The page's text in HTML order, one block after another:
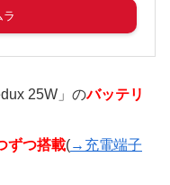
ラ
25W」のバッテリ
ずつ搭載(→充電端子